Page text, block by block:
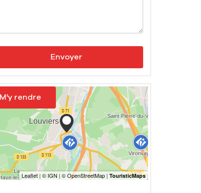
Envoyer
M'y rendre